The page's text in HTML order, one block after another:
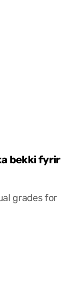
bekki fyrir
grades for